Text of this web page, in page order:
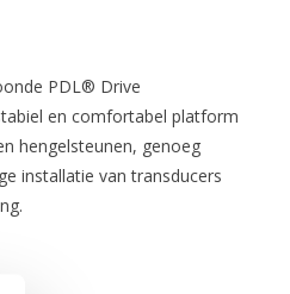
PDL® Drive
en comfortabel platform
hengelsteunen, genoeg
installatie van transducers